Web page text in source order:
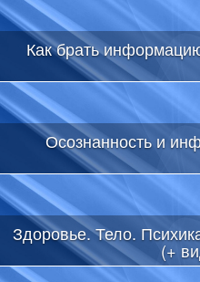
Как брать
Осознанность и
Здоровье. Тело.
(+